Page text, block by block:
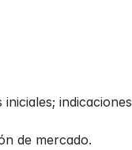
indicaciones
de mercado.